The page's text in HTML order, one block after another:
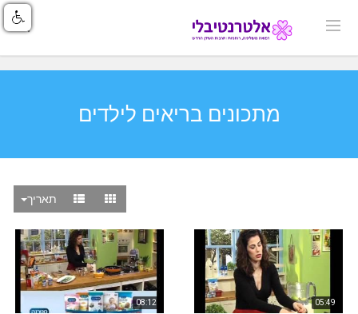
מתכונים בריאים לילדים
תאריך
05:49
08:12